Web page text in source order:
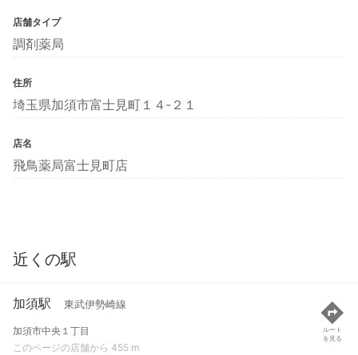
店舗タイプ
調剤薬局
住所
埼玉県加須市富士見町１４‐２１
店名
飛鳥薬局富士見町店
近くの駅
加須駅 東武伊勢崎線
加須市中央１丁目
このページの店舗から 455 m
ルート
を見る